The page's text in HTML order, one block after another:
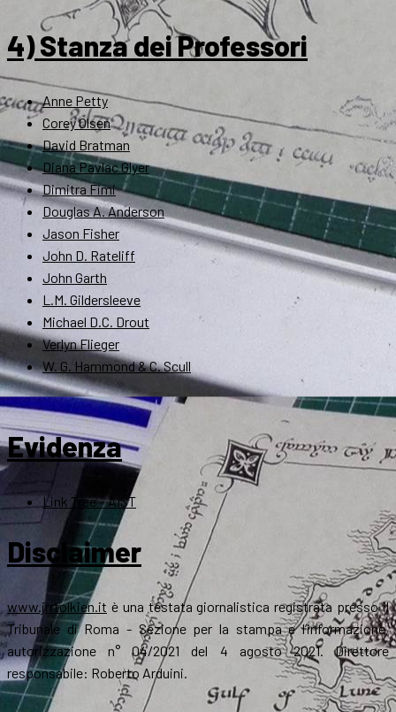
4) Stanza dei Professori
Anne Petty
Corey Olsen
David Bratman
Diana Pavlac Glyer
Dimitra Fimi
Douglas A. Anderson
Jason Fisher
John D. Rateliff
John Garth
L.M. Gildersleeve
Michael D.C. Drout
Verlyn Flieger
W. G. Hammond & C. Scull
Evidenza
Link Tree – AIST
Disclaimer
www.jrrtolkien.it è una testata giornalistica registrata presso il
Tribunale di Roma - Sezione per la stampa e l’informazione,
autorizzazione n° 04/2021 del 4 agosto 2021. Direttore
responsabile: Roberto Arduini.